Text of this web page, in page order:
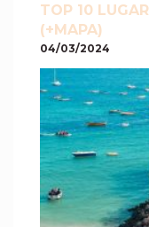
TOP 10
(+MAPA)
04/03/2024